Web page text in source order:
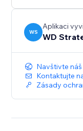
WS
Aplikaci
WD
Navštivte
Kontaktujte
Zásady